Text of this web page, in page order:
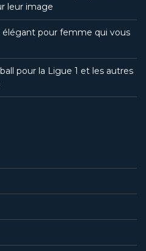
leur image
élégant pour femme qui vous
pour la Ligue 1 et les autres